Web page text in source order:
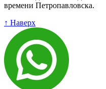
времени Петропавловска.
↑ Наверх